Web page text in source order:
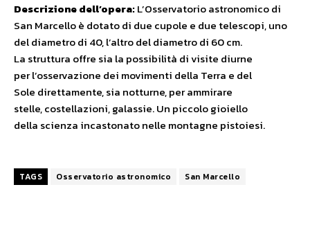
Descrizione dell’opera:L’Osservatorio astronomico di
San Marcello è dotato di due cupole e due telescopi, uno
del diametro di 40, l’altro del diametro di 60 cm.
La struttura offre sia la possibilità di visite diurne
per l’osservazione dei movimenti della Terra e del
Sole direttamente, sia notturne, per ammirare
stelle, costellazioni, galassie. Un piccolo gioiello
della scienza incastonato nelle montagne pistoiesi.
TAGS Osservatorio astronomico San Marcello